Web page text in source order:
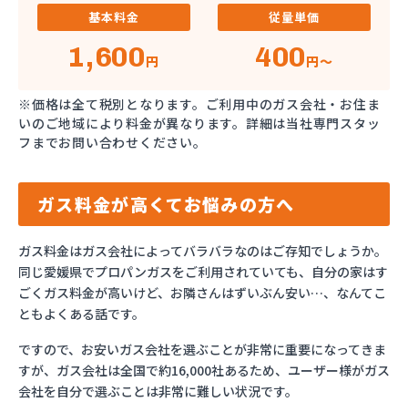
基本料金
1,600円
従量単価
400円～
※価格は全て税別となります。ご利用中のガス会社・お住ま
いのご地域により料金が異なります。詳細は当社専門スタッ
フまでお問い合わせください。
ガス料金が高くてお悩みの方へ
ガス料金はガス会社によってバラバラなのはご存知でしょうか。
同じ愛媛県でプロパンガスをご利用されていても、自分の家はす
ごくガス料金が高いけど、お隣さんはずいぶん安い…、なんてこ
ともよくある話です。
ですので、お安いガス会社を選ぶことが非常に重要になってきま
すが、ガス会社は全国で約16,000社あるため、ユーザー様がガス
会社を自分で選ぶことは非常に難しい状況です。